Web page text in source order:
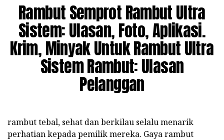
Rambut Semprot Rambut Ultra
Sistem: Ulasan, Foto, Aplikasi.
Krim, Minyak Untuk Rambut Ultra
Sistem Rambut: Ulasan
Pelanggan
rambut tebal, sehat dan berkilau selalu menarik
perhatian kepada pemilik mereka. Gaya rambut